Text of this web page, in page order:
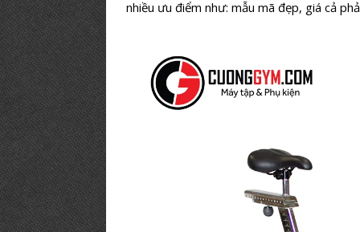
nhiều ưu điểm như: mẫu mã đẹp, giá cả